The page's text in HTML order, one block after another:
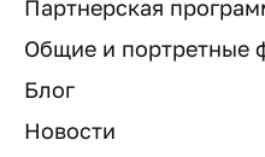
Партнерская
Общие и портретные
Блог
Новости